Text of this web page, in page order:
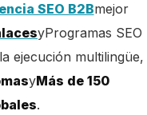
SEO B2Bmejor
yProgramas SEO
ejecución multilingüe,
yMás de 150
.